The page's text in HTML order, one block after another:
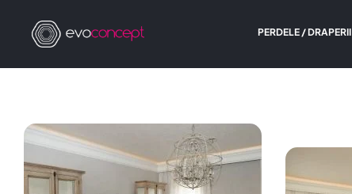
PERDELE / DRAPERII